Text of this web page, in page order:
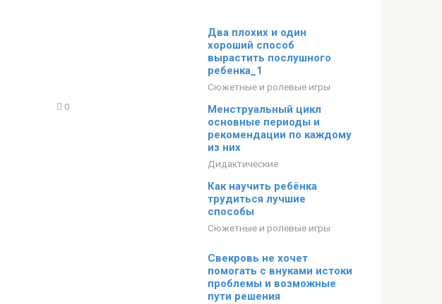
0
Два плохих и один
хороший способ
вырастить послушного
ребенка_1
Сюжетные и ролевые игры
Менструальный цикл
основные периоды и
рекомендации по каждому
из них
Дидактические
Как научить ребёнка
трудиться лучшие
способы
Сюжетные и ролевые игры
Свекровь не хочет
помогать с внуками истоки
проблемы и возможные
пути решения